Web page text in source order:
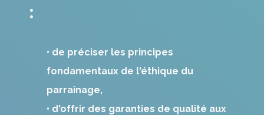
:
• de préciser les principes
fondamentaux de l'éthique du
parrainage,
• d'offrir des garanties de qualité aux